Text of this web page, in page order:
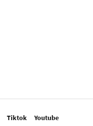
Tiktok Youtube